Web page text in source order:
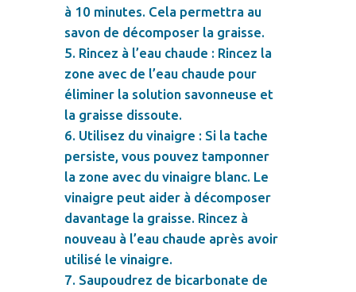
à 10 minutes. Cela permettra au
savon de décomposer la graisse.
Rincez à l’eau chaude : Rincez la
zone avec de l’eau chaude pour
éliminer la solution savonneuse et
la graisse dissoute.
Utilisez du vinaigre : Si la tache
persiste, vous pouvez tamponner
la zone avec du vinaigre blanc. Le
vinaigre peut aider à décomposer
davantage la graisse. Rincez à
nouveau à l’eau chaude après avoir
utilisé le vinaigre.
Saupoudrez de bicarbonate de